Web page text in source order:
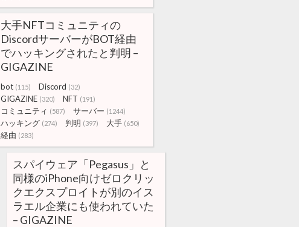
大手NFTコミュニティの
DiscordサーバーがBOT経由
でハッキングされたと判明 –
GIGAZINE
bot (115) Discord (32)
GIGAZINE (320) NFT (191)
コミュニティ (587) サーバー (1244)
ハッキング (274) 判明 (397) 大手 (650)
経由 (283)
スパイウェア「Pegasus」と
同様のiPhone向けゼロクリッ
クエクスプロイトが別のイス
ラエル企業にも使われていた
– GIGAZINE